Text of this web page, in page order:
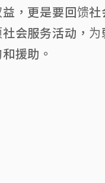
，更是要回馈
会服务活动，
援助。